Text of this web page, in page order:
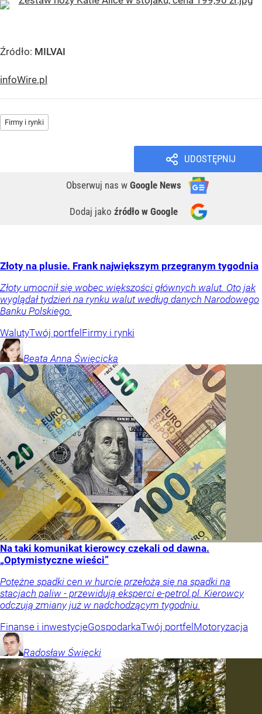
Źródło: MILVAI
infoWire.pl
Firmy i rynki
UDOSTĘPNIJ
Obserwuj nas w Google News
Dodaj jako źródło w Google
Złoty na plusie. Frank największym przegranym tygodnia
Złoty umocnił się wobec większości głównych walut. Oto jak
wyglądał tydzień na rynku walut według danych Narodowego
Banku Polskiego.
WalutyTwój portfelFirmy i rynki
Beata Anna Święcicka
Na taki komunikat kierowcy czekali od dawna.
„Optymistyczne wieści”
Potężne spadki cen w hurcie przełożą się na spadki na
stacjach paliw - przewidują eksperci e-petrol.pl. Kierowcy
odczują zmiany już w nadchodzącym tygodniu.
Finanse i inwestycjeGospodarkaTwój portfelMotoryzacja
Radosław Święcki